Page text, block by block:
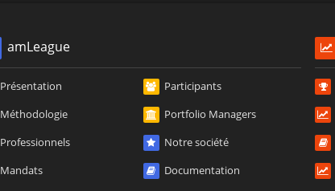
amLeague
Présentation
Méthodologie
Professionnels
Mandats
Participants
Portfolio Managers
Notre société
Documentation